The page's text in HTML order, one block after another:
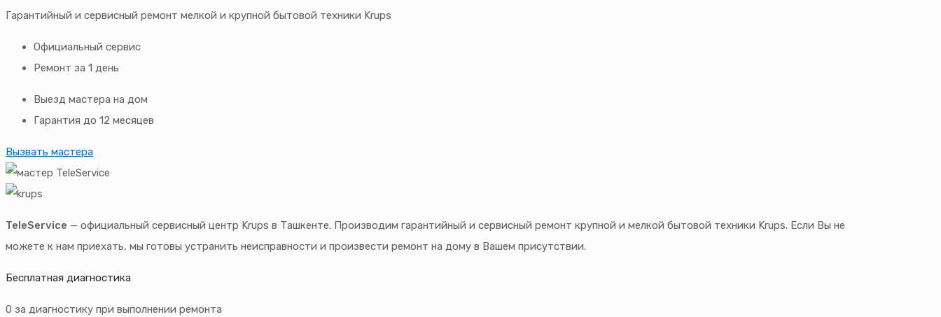
Гарантийный и сервисный ремонт мелкой и крупной бытовой техники Krups
Официальный сервис
Ремонт за 1 день
Выезд мастера на дом
Гарантия до 12 месяцев
Вызвать мастера
TeleService — официальный сервисный центр Krups в Ташкенте. Производим гарантийный и сервисный ремонт крупной и мелкой бытовой техники Krups. Если Вы не
можете к нам приехать, мы готовы устранить неисправности и произвести ремонт на дому в Вашем присутствии.
Бесплатная диагностика
0 за диагностику при выполнении ремонта